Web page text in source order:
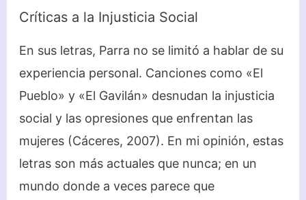
Críticas a la Injusticia Social
En sus letras, Parra no se limitó a hablar de su
experiencia personal. Canciones como «El
Pueblo» y «El Gavilán» desnudan la injusticia
social y las opresiones que enfrentan las
mujeres (Cáceres, 2007). En mi opinión, estas
letras son más actuales que nunca; en un
mundo donde a veces parece que